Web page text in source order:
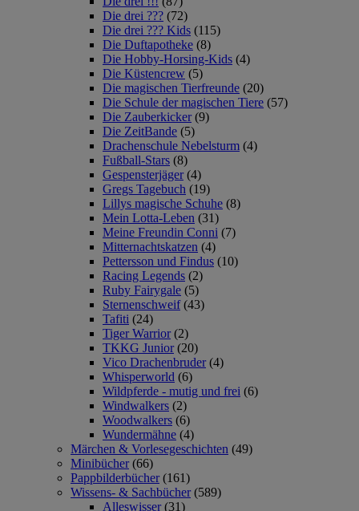
Die drei ??? (72)
Die drei ??? Kids (115)
Die Duftapotheke (8)
Die Hobby-Horsing-Kids (4)
Die Küstencrew (5)
Die magischen Tierfreunde (20)
Die Schule der magischen Tiere (57)
Die Zauberkicker (9)
Die ZeitBande (5)
Drachenschule Nebelsturm (4)
Fußball-Stars (8)
Gespensterjäger (4)
Gregs Tagebuch (19)
Lillys magische Schuhe (8)
Mein Lotta-Leben (31)
Meine Freundin Conni (7)
Mitternachtskatzen (4)
Pettersson und Findus (10)
Racing Legends (2)
Ruby Fairygale (5)
Sternenschweif (43)
Tafiti (24)
Tiger Warrior (2)
TKKG Junior (20)
Vico Drachenbruder (4)
Whisperworld (6)
Wildpferde - mutig und frei (6)
Windwalkers (2)
Woodwalkers (6)
Wundermähne (4)
Märchen & Vorlesegeschichten (49)
Minibücher (66)
Pappbilderbücher (161)
Wissens- & Sachbücher (589)
Alleswisser (31)